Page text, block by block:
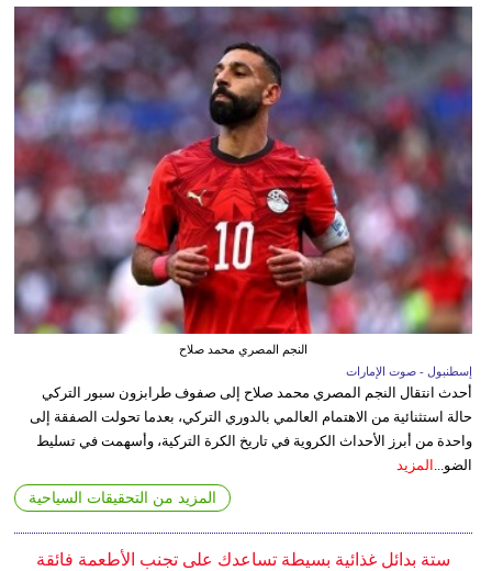
النجم المصري محمد صلاح
إسطنبول - صوت الإمارات
أحدث انتقال النجم المصري محمد صلاح إلى صفوف طرابزون سبور التركي
حالة استثنائية من الاهتمام العالمي بالدوري التركي، بعدما تحولت الصفقة إلى
واحدة من أبرز الأحداث الكروية في تاريخ الكرة التركية، وأسهمت في تسليط
الضو... المزيد
المزيد من التحقيقات السياحية
ستة بدائل غذائية بسيطة تساعدك على تجنب الأطعمة فائقة